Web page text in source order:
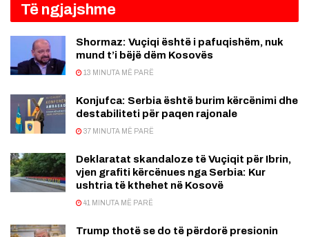
Të ngjajshme
Shormaz: Vuçiqi është i pafuqishëm, nuk
mund t’i bëjë dëm Kosovës
13 MINUTA MË PARË
Konjufca: Serbia është burim kërcënimi dhe
destabiliteti për paqen rajonale
37 MINUTA MË PARË
Deklaratat skandaloze të Vuçiqit për Ibrin,
vjen grafiti kërcënues nga Serbia: Kur
ushtria të kthehet në Kosovë
41 MINUTA MË PARË
Trump thotë se do të përdorë presionin